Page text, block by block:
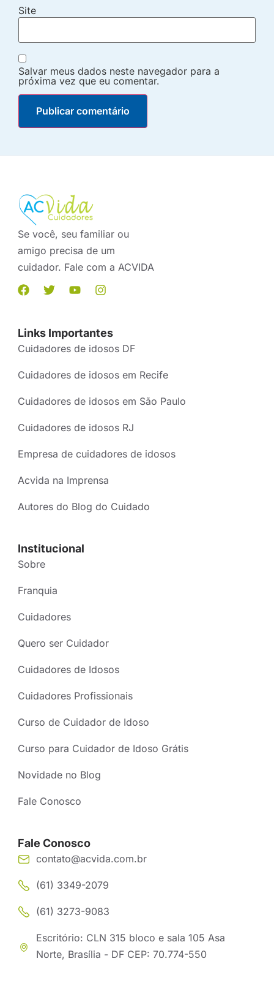
Site
Salvar meus dados neste navegador para a
próxima vez que eu comentar.
Se você, seu familiar ou
amigo precisa de um
cuidador. Fale com a ACVIDA
Links Importantes
Cuidadores de idosos DF
Cuidadores de idosos em Recife
Cuidadores de idosos em São Paulo
Cuidadores de idosos RJ
Empresa de cuidadores de idosos
Acvida na Imprensa
Autores do Blog do Cuidado
Institucional
Sobre
Franquia
Cuidadores
Quero ser Cuidador
Cuidadores de Idosos
Cuidadores Profissionais
Curso de Cuidador de Idoso
Curso para Cuidador de Idoso Grátis
Novidade no Blog
Fale Conosco
Fale Conosco
contato@acvida.com.br
(61) 3349-2079
(61) 3273-9083
Escritório: CLN 315 bloco e sala 105 Asa
Norte, Brasília - DF CEP: 70.774-550